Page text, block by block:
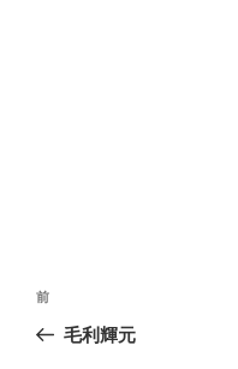
投
ナ
前
の
前
毛利輝元